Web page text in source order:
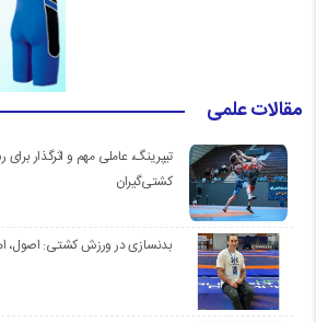
مقالات علمی
تیپرینگ، عاملی مهم و اثرگذار
کشتی‌گیران
بدنسازی در ورزش کشتی: اصول،